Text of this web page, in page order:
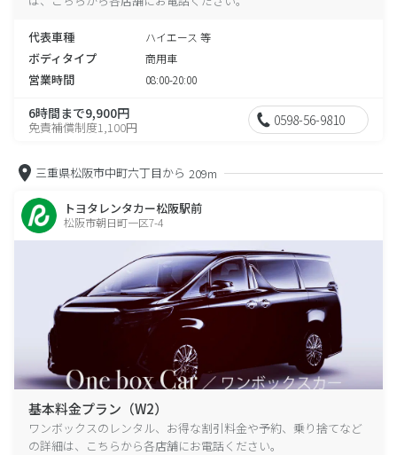
代表車種 ハイエース 等
ボディタイプ 商用車
営業時間 08:00-20:00
6時間まで9,900円
免責補償制度1,100円 0598-56-9810
三重県松阪市中町六丁目から 209m
トヨタレンタカー松阪駅前
松阪市朝日町一区7-4
基本料金プラン（W2）
ワンボックスのレンタル、お得な割引料金や予約、乗り捨てなど
の詳細は、こちらから各店舗にお電話ください。